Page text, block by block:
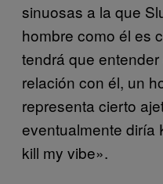
sinuosas a la que
hombre como él es
tendrá que
relación con él, un
representa cierto
eventualmente diría
kill my vibe».